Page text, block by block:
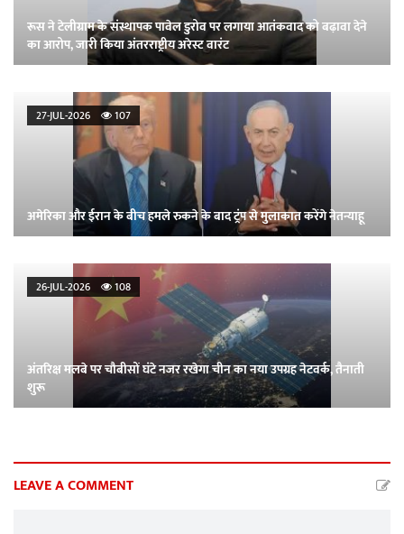
रूस ने टेलीग्राम के संस्थापक पावेल डुरोव पर लगाया आतंकवाद को बढ़ावा देने
का आरोप, जारी किया अंतरराष्ट्रीय अरेस्ट वारंट
27-JUL-2026 107
अमेरिका और ईरान के बीच हमले रुकने के बाद ट्रंप से मुलाकात करेंगे नेतन्याहू
26-JUL-2026 108
अंतरिक्ष मलबे पर चौबीसों घंटे नजर रखेगा चीन का नया उपग्रह नेटवर्क, तैनाती
शुरू
LEAVE A COMMENT